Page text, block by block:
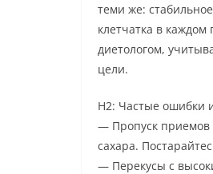
теми же:
клетчатка в
диетологом,
цели.
H2: Частые ошибки
— Пропуск приемов
сахара.
— Перекусы с